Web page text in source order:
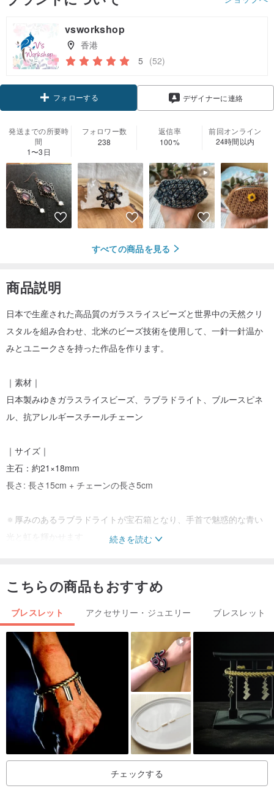
vsworkshop
香港
5 (52)
フォローする デザイナーに連絡
発送までの所要時
間
1〜3日
フォロワー数
238
返信率
100%
前回オンライン
24時間以内
すべての商品を見る
商品説明
日本で生産された高品質のガラスライスビーズと世界中の天然クリ
スタルを組み合わせ、北米のビーズ技術を使用して、一針一針温か
みとユニークさを持った作品を作ります。
｜素材｜
日本製みゆきガラスライスビーズ、ラブラドライト、ブルースピネ
ル、抗アレルギースチールチェーン
｜サイズ｜
主石：約21×18mm
長さ: 長さ15cm + チェーンの長さ5cm
🔅厚みのあるラブラドライトが宝石箱となり、手首で魅惑的な青い
光と虹を輝かせます
｜メンテナンス｜
・香水や化学物質との衝突や接触を避けてください。
・入浴、水泳、温泉の前にはジュエリーを外してください。着用し
ないときは軽く拭いて、袋や箱に入れて保管してください。
｜注意事項｜
・完全ハンドメイドのため、手作業の跡がある場合がございます。
・天然石などの自然素材、鉱山の坑道、亀裂、綿霧などの自然現象
続きを読む
こちらの商品もおすすめ
ブレスレット アクセサリー・ジュエリー ブレスレット
チェックする